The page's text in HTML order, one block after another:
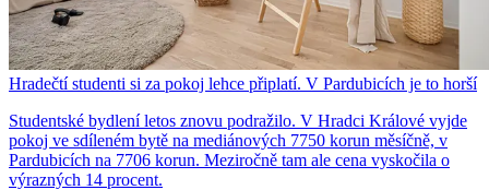
Hradečtí studenti si za pokoj lehce připlatí. V Pardubicích je to horší
Studentské bydlení letos znovu podražilo. V Hradci Králové vyjde
pokoj ve sdíleném bytě na mediánových 7750 korun měsíčně, v
Pardubicích na 7706 korun. Meziročně tam ale cena vyskočila o
výrazných 14 procent.